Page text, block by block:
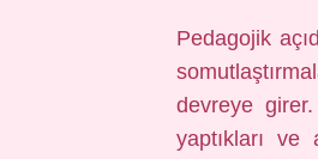
Pedagojik
devreye
yaptıkları